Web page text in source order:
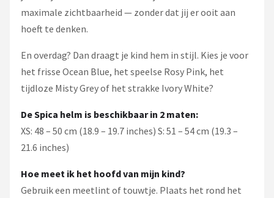
maximale zichtbaarheid — zonder dat jij er ooit aan
hoeft te denken.
En overdag? Dan draagt je kind hem in stijl. Kies je voor
het frisse Ocean Blue, het speelse Rosy Pink, het
tijdloze Misty Grey of het strakke Ivory White?
De Spica helm is beschikbaar in 2 maten:
XS: 48 – 50 cm (18.9 – 19.7 inches) S: 51 – 54 cm (19.3 –
21.6 inches)
Hoe meet ik het hoofd van mijn kind?
Gebruik een meetlint of touwtje. Plaats het rond het